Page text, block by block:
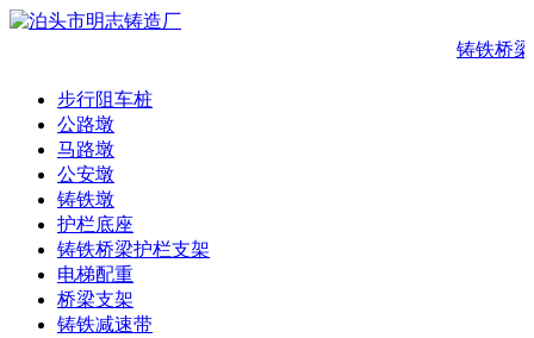
铸铁桥
步行阻车桩
公路墩
马路墩
公安墩
铸铁墩
护栏底座
铸铁桥梁护栏支架
电梯配重
桥梁支架
铸铁减速带